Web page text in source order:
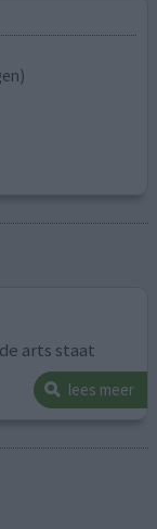
arts staat
lees meer